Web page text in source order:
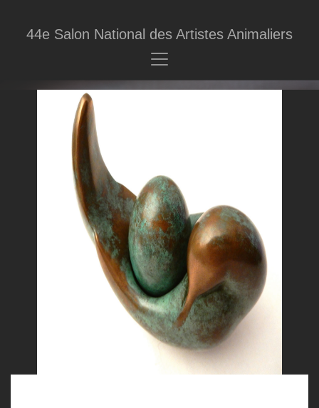
44e Salon National des Artistes Animaliers